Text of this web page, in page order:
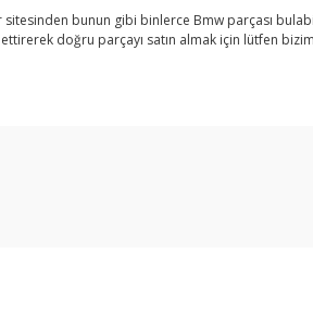
sitesinden bunun gibi binlerce Bmw parçası
doğru parçayı satın almak için lütfen